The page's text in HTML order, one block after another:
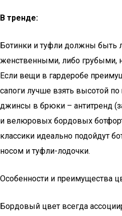
В тренде:
Ботинки и туфли должны быть
женственными, либо
Если вещи в гардеробе
сапоги лучше взять высотой
джинсы в брюки – антитренд
и велюровых бордовых
классики идеально подойдут
носом и туфли-лодочки.
Особенности и преимущества
Бордовый цвет всегда